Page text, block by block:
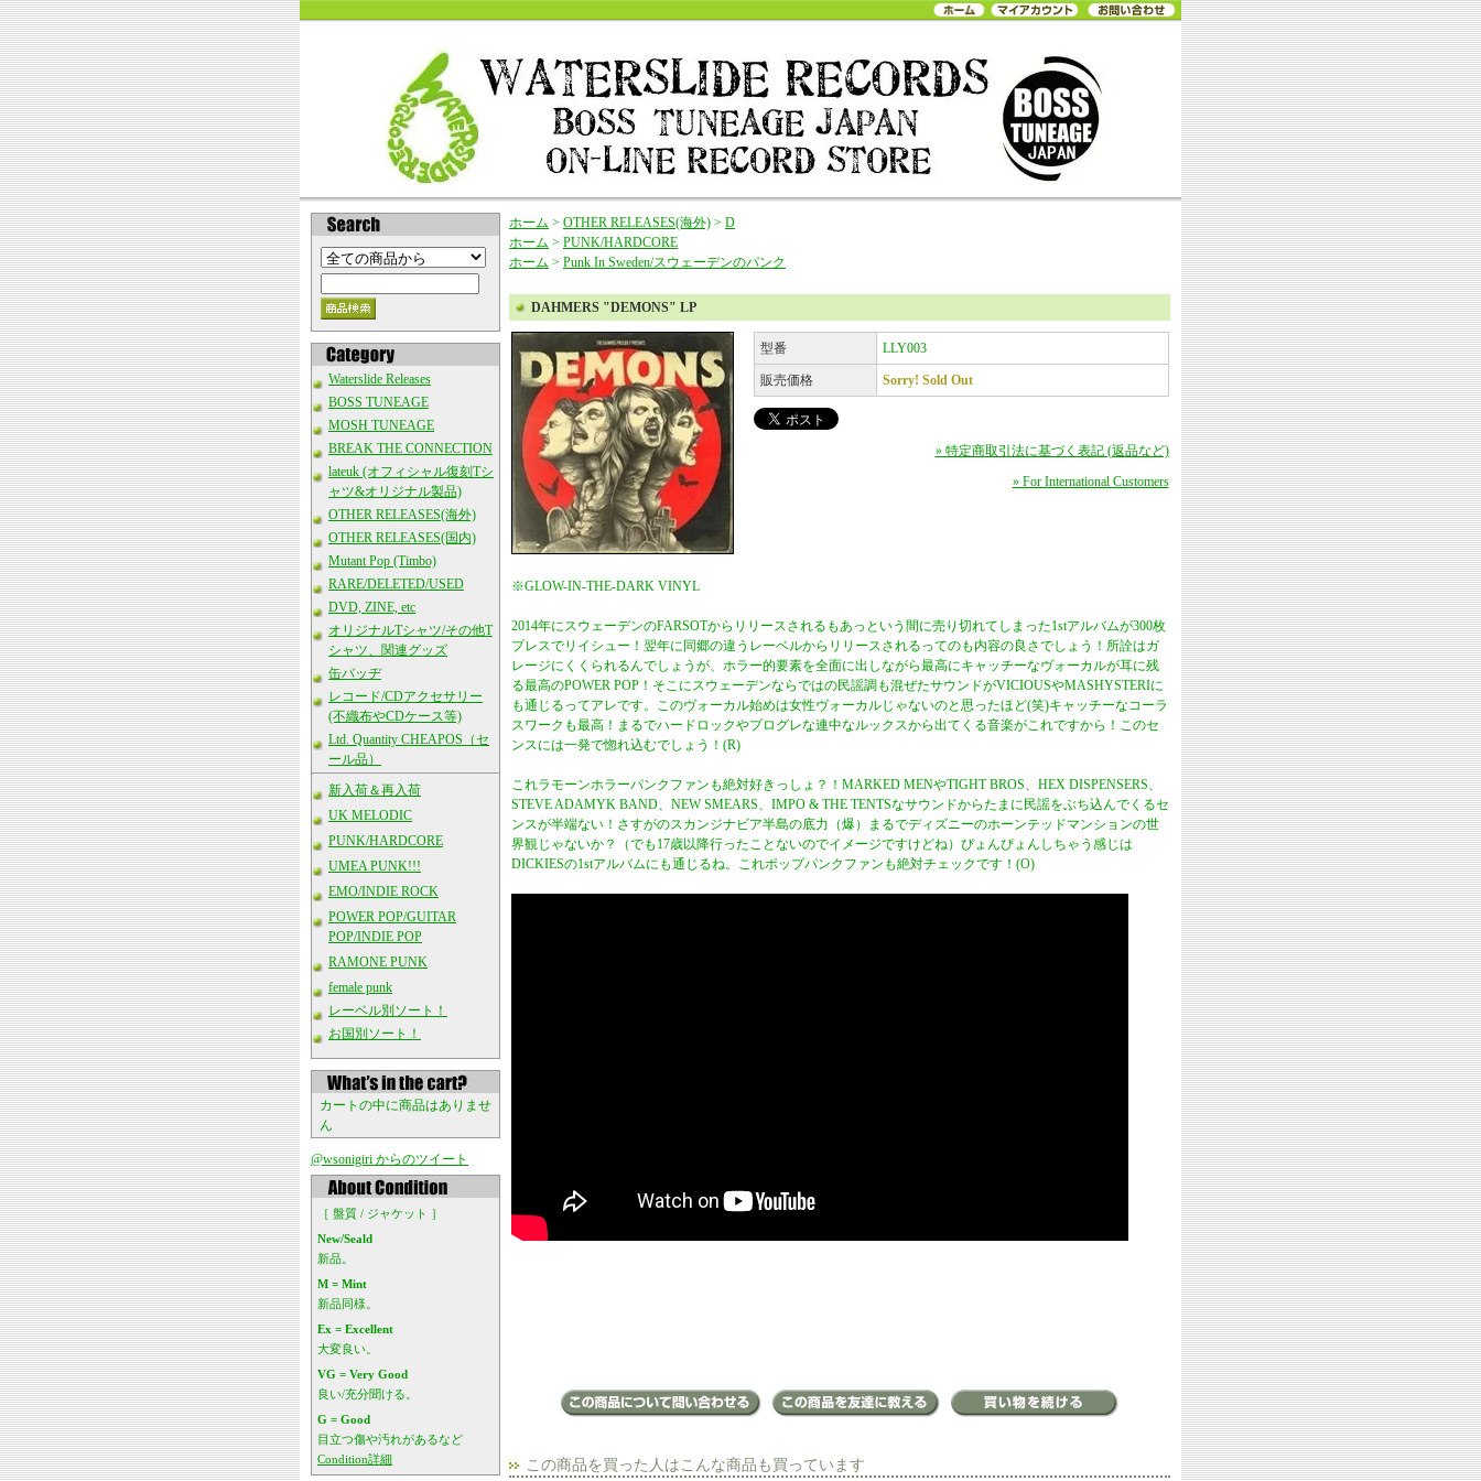
Waterslide Releases
BOSS TUNEAGE
MOSH TUNEAGE
BREAK THE CONNECTION
lateuk (オフィシャル復刻Tシ
ャツ&オリジナル製品)
OTHER RELEASES(海外)
OTHER RELEASES(国内)
Mutant Pop (Timbo)
RARE/DELETED/USED
DVD, ZINE, etc
オリジナルTシャツ/その他T
シャツ、関連グッズ
缶バッヂ
レコード/CDアクセサリー
(不織布やCDケース等)
Ltd. Quantity CHEAPOS（セ
ール品）
新入荷＆再入荷
UK MELODIC
PUNK/HARDCORE
UMEA PUNK!!!
EMO/INDIE ROCK
POWER POP/GUITAR
POP/INDIE POP
RAMONE PUNK
female punk
レーベル別ソート！
お国別ソート！
カートの中に商品はありませ
ん
@wsonigiri からのツイート
［ 盤質 / ジャケット ］
New/Seald
新品。
M = Mint
新品同様。
Ex = Excellent
大変良い。
VG = Very Good
良い/充分聞ける。
G = Good
目立つ傷や汚れがあるなど
Condition詳細
ホーム > OTHER RELEASES(海外) > D
ホーム > PUNK/HARDCORE
ホーム > Punk In Sweden/スウェーデンのパンク
DAHMERS "DEMONS" LP
型番 LLY003
販売価格 Sorry! Sold Out
» 特定商取引法に基づく表記 (返品など)
» For International Customers
※GLOW-IN-THE-DARK VINYL
2014年にスウェーデンのFARSOTからリリースされるもあっという間に売り切れてしまった1stアルバムが300枚
プレスでリイシュー！翌年に同郷の違うレーベルからリリースされるってのも内容の良さでしょう！所詮はガ
レージにくくられるんでしょうが、ホラー的要素を全面に出しながら最高にキャッチーなヴォーカルが耳に残
る最高のPOWER POP！そこにスウェーデンならではの民謡調も混ぜたサウンドがVICIOUSやMASHYSTERIに
も通じるってアレです。このヴォーカル始めは女性ヴォーカルじゃないのと思ったほど(笑)キャッチーなコーラ
スワークも最高！まるでハードロックやプログレな連中なルックスから出てくる音楽がこれですから！このセ
ンスには一発で惚れ込むでしょう！(R)
これラモーンホラーパンクファンも絶対好きっしょ？！MARKED MENやTIGHT BROS、HEX DISPENSERS、
STEVE ADAMYK BAND、NEW SMEARS、IMPO & THE TENTSなサウンドからたまに民謡をぶち込んでくるセ
ンスが半端ない！さすがのスカンジナビア半島の底力（爆）まるでディズニーのホーンテッドマンションの世
界観じゃないか？（でも17歳以降行ったことないのでイメージですけどね）ぴょんぴょんしちゃう感じは
DICKIESの1stアルバムにも通じるね。これポップパンクファンも絶対チェックです！(O)
この商品を買った人はこんな商品も買っています